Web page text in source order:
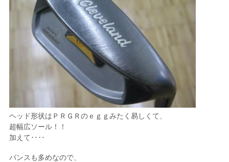
ヘッド形状はＰＲＧＲのｅｇｇみたく易しくて、
超幅広ソール！！
加えて‥‥
バンスも多めなので、